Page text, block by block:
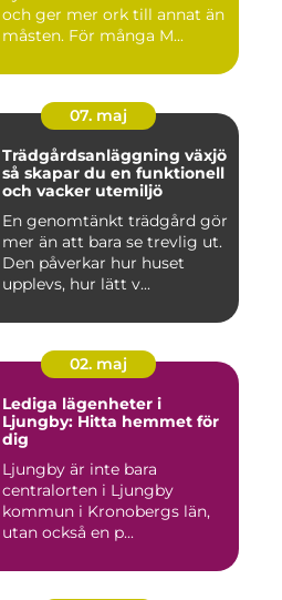
och ger mer ork till annat än
måsten. För många M...
07. maj
Trädgårdsanläggning växjö
så skapar du en funktionell
och vacker utemiljö
En genomtänkt trädgård gör
mer än att bara se trevlig ut.
Den påverkar hur huset
upplevs, hur lätt v...
02. maj
Lediga lägenheter i
Ljungby: Hitta hemmet för
dig
Ljungby är inte bara
centralorten i Ljungby
kommun i Kronobergs län,
utan också en p...